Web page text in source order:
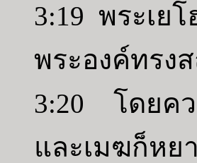
3:19 พระเย
พระองค์ทรง
3:20 โดยคว
และเมฆก็หย